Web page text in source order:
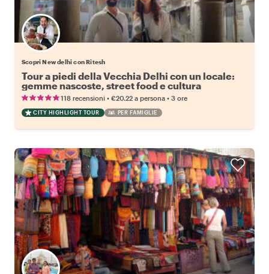
Scopri New delhi con Ritesh
Tour a piedi della Vecchia Delhi con un locale:
gemme nascoste, street food e cultura
118 recensioni • €20.22 a persona • 3 ore
CITY HIGHLIGHT TOUR PER FAMIGLIE